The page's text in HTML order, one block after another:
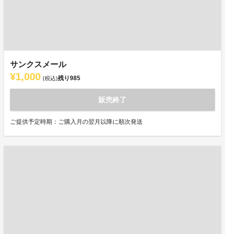
サンクスメール
¥1,000 (税込)残り985
販売終了
ご提供予定時期：ご購入月の翌月以降に順次発送